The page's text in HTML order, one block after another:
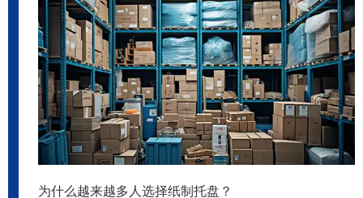
为什么越来越多人选择纸制托盘？